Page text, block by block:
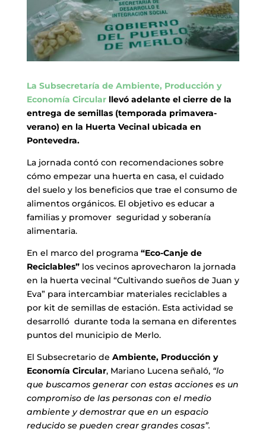
La Subsecretaría de Ambiente, Producción y
Economía Circular llevó adelante el cierre de la
entrega de semillas (temporada primavera-
verano) en la Huerta Vecinal ubicada en
Pontevedra.
La jornada contó con recomendaciones sobre
cómo empezar una huerta en casa, el cuidado
del suelo y los beneficios que trae el consumo de
alimentos orgánicos. El objetivo es educar a
familias y promover seguridad y soberanía
alimentaria.
En el marco del programa “Eco-Canje de
Reciclables”los vecinos aprovecharon la jornada
en la huerta vecinal “Cultivando sueños de Juan y
Eva” para intercambiar materiales reciclables a
por kit de semillas de estación. Esta actividad se
desarrolló durante toda la semana en diferentes
puntos del municipio de Merlo.
El Subsecretario de Ambiente, Producción y
Economía Circular, Mariano Lucena señaló, “lo
que buscamos generar con estas acciones es un
compromiso de las personas con el medio
ambiente y demostrar que en un espacio
reducido se pueden crear grandes cosas”.